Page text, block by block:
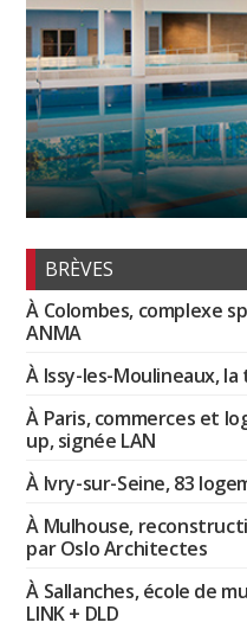
BRÈVES
À Colombes, complexe
ANMA
À Issy-les-Moulineaux,
À Paris, commerces et
up, signée LAN
À Ivry-sur-Seine, 83
À Mulhouse,
par Oslo Architectes
À Sallanches, école de
LINK + DLD